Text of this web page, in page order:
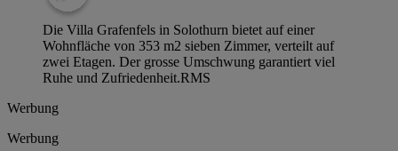
Die Villa Grafenfels in Solothurn bietet auf einer
Wohnfläche von 353 m2 sieben Zimmer, verteilt auf
zwei Etagen. Der grosse Umschwung garantiert viel
Ruhe und Zufriedenheit.RMS
Werbung
Werbung